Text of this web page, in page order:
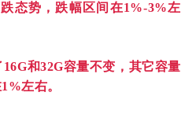
态势，跌幅区间在1%-3%左
16G和32G容量不变，其它容量
左右。